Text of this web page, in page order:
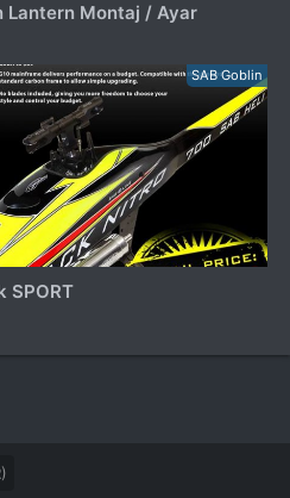
Lantern Montaj / Ayar
SAB Goblin
SPORT